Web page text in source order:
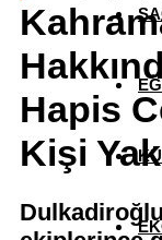
Hapis
Kişi